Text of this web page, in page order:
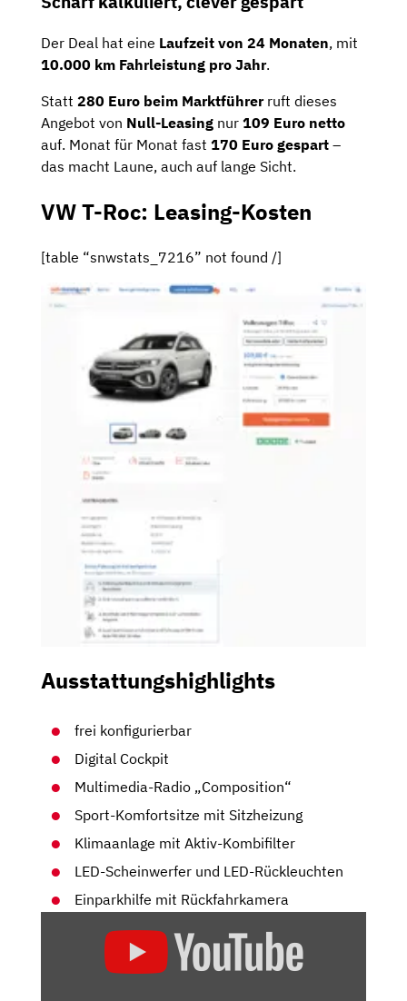
Der Deal hat eine Laufzeit von 24 Monaten, mit
10.000 km Fahrleistung pro Jahr.
Statt 280 Euro beim Marktführerruft dieses
Angebot von Null-Leasing nur 109 Euro netto
auf. Monat für Monat fast 170 Euro gespart –
das macht Laune, auch auf lange Sicht.
VW T-Roc: Leasing-Kosten
[table “snwstats_7216” not found /]
Ausstattungshighlights
frei konfigurierbar
Digital Cockpit
Multimedia-Radio „Composition“
Sport-Komfortsitze mit Sitzheizung
Klimaanlage mit Aktiv-Kombifilter
LED-Scheinwerfer und LED-Rückleuchten
Einparkhilfe mit Rückfahrkamera